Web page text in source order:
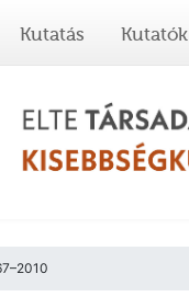
Kutatás Kutatók